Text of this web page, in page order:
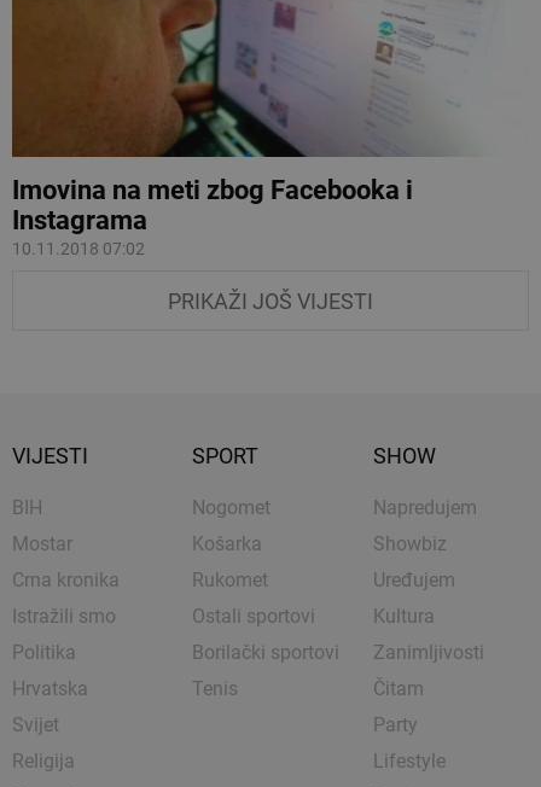
Imovina na meti zbog Facebooka i
Instagrama
10.11.2018 07:02
PRIKAŽI JOŠ VIJESTI
VIJESTI
BIH
Mostar
Crna kronika
Istražili smo
Politika
Hrvatska
Svijet
Religija
SPORT
Nogomet
Košarka
Rukomet
Ostali sportovi
Borilački sportovi
Tenis
SHOW
Napredujem
Showbiz
Uređujem
Kultura
Zanimljivosti
Čitam
Party
Lifestyle